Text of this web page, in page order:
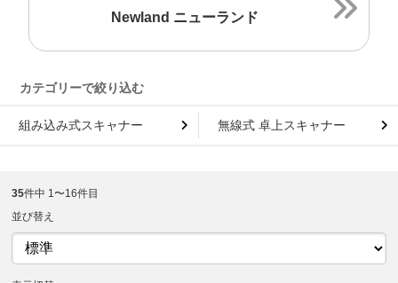
Newland ニューランド
組み込み式スキャナー 無線式 卓上スキャナー
35件中 1〜16件目
並び替え